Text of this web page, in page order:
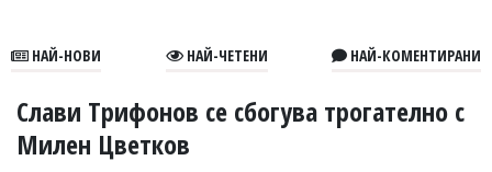
В
УКРАЙНА
НАЙ-НОВИ НАЙ-ЧЕТЕНИ НАЙ-КОМЕНТИРАНИ
Слави Трифонов се сбогува трогателно с
Милен Цветков